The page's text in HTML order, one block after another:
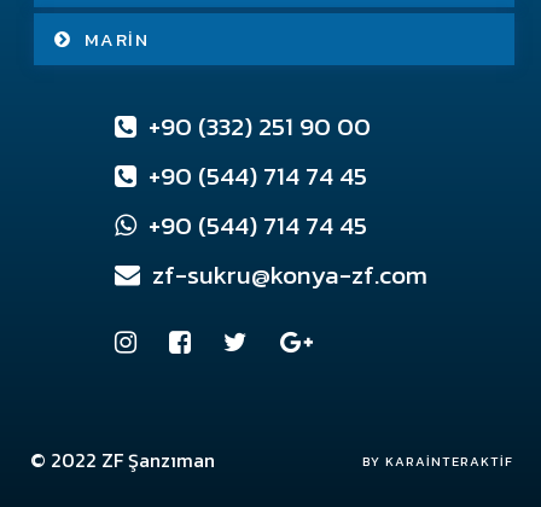
MARIN
+90 (332) 251 90 00
+90 (544) 714 74 45
+90 (544) 714 74 45
zf-sukru@konya-zf.com
© 2022 ZF Şanzıman Konya Web Tasarım